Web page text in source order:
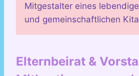
Mitgestalter eines
und gemeinschaftlichen
Elternbeirat &